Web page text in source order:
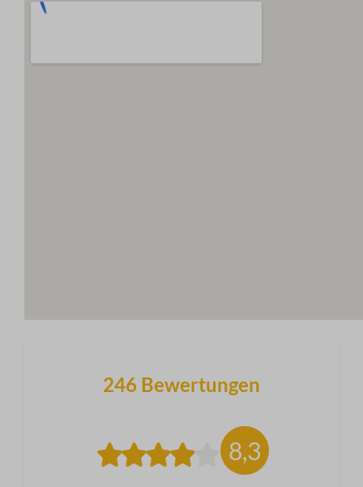
246 Bewertungen
8,3